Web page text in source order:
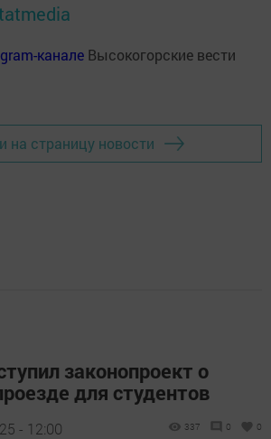
канале Высокогорские вести
на страницу новости
законопроект о
для студентов
- 12:00 337 0 0